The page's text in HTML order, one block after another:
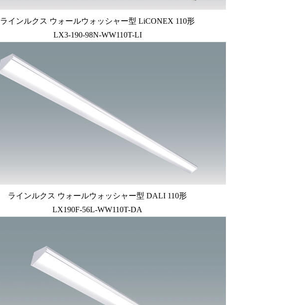
ラインルクス ウォールウォッシャー型 LiCONEX 110形
LX3-190-98N-WW110T-LI
ラインルクス ウォールウォッシャー型 DALI 110形
LX190F-56L-WW110T-DA